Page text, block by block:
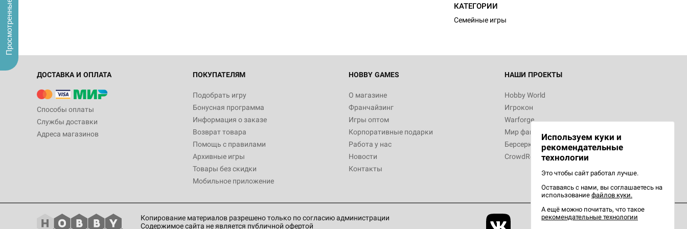
КАТЕГОРИИ
Семейные игры
ДОСТАВКА И ОПЛАТА
Способы оплаты
Службы доставки
Адреса магазинов
ПОКУПАТЕЛЯМ
Подобрать игру
Бонусная программа
Информация о заказе
Возврат товара
Помощь с правилами
Архивные игры
Товары без скидки
Мобильное приложение
HOBBY GAMES
О магазине
Франчайзинг
Игры оптом
Корпоративные подарки
Работа у нас
Новости
Контакты
НАШИ ПРОЕКТЫ
Hobby World
Игрокон
Warforge
Мир фантастики
Берсерк
CrowdRepublic
Копирование материалов разрешено только по согласию администрации
Содержимое сайта не является публичной офертой
Используем куки и
рекомендательные
технологии
Это чтобы сайт работал лучше.
Оставаясь с нами, вы соглашаетесь на
использование файлов куки.
А ещё можно почитать, что такое
рекомендательные технологии
Просмотренные
Белая смерть
12 990
Настольная игра Hobby World Ужас
3 490